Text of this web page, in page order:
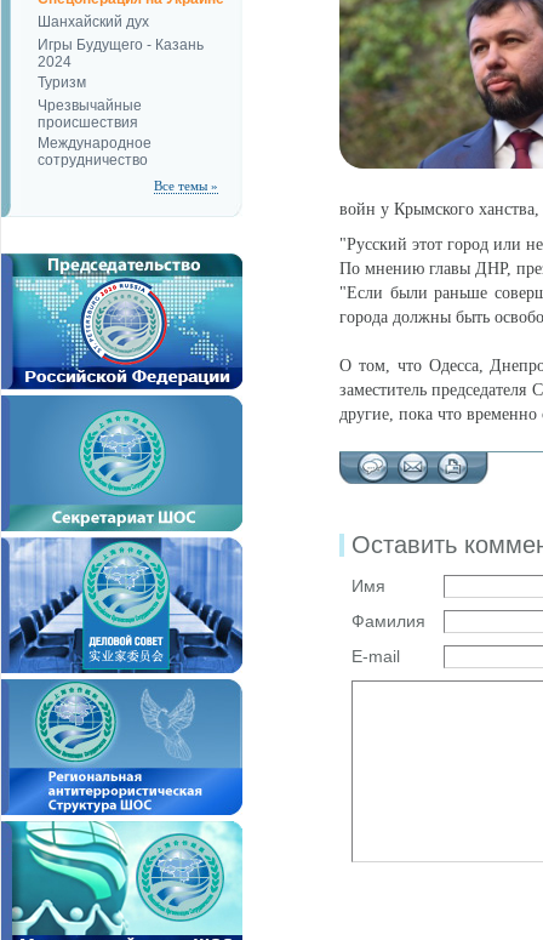
Шанхайский дух
Игры Будущего - Казань
2024
Туризм
Чрезвычайные
происшествия
Международное
сотрудничество
Все темы »
войн у Крымского
"Русский этот город или
По мнению главы ДНР,
"Если были раньше
города должны быть
О том, что Одесса,
заместитель
другие, пока что
Оставить
Имя
Фамилия
E-mail